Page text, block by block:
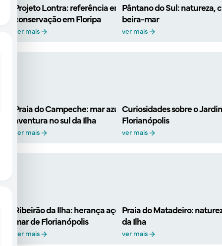
Projeto Lontra: referência em turismo de
conservação em Floripa
ver mais
Pântano do Sul: natureza,
beira-mar
ver mais
Praia do Campeche: mar azul, natureza e
aventura no sul da Ilha
ver mais
Curiosidades sobre o
Florianópolis
ver mais
Ribeirão da Ilha: herança açoriana e sabores do
mar de Florianópolis
ver mais
Praia do Matadeiro:
da Ilha
ver mais